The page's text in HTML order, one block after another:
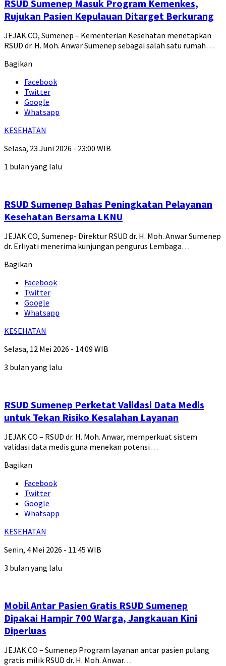
RSUD Sumenep Masuk Program Kemenkes,
Rujukan Pasien Kepulauan Ditarget Berkurang
JEJAK.CO, Sumenep – Kementerian Kesehatan menetapkan
RSUD dr. H. Moh. Anwar Sumenep sebagai salah satu rumah…
Bagikan
Facebook
Twitter
Google
Whatsapp
KESEHATAN
Selasa, 23 Juni 2026 - 23:00 WIB
1 bulan yang lalu
RSUD Sumenep Bahas Peningkatan Pelayanan
Kesehatan Bersama LKNU
JEJAK.CO, Sumenep- Direktur RSUD dr. H. Moh. Anwar Sumenep
dr. Erliyati menerima kunjungan pengurus Lembaga…
Bagikan
Facebook
Twitter
Google
Whatsapp
KESEHATAN
Selasa, 12 Mei 2026 - 14:09 WIB
3 bulan yang lalu
RSUD Sumenep Perketat Validasi Data Medis
untuk Tekan Risiko Kesalahan Layanan
JEJAK.CO – RSUD dr. H. Moh. Anwar, memperkuat sistem
validasi data medis guna menekan potensi…
Bagikan
Facebook
Twitter
Google
Whatsapp
KESEHATAN
Senin, 4 Mei 2026 - 11:45 WIB
3 bulan yang lalu
Mobil Antar Pasien Gratis RSUD Sumenep
Dipakai Hampir 700 Warga, Jangkauan Kini
Diperluas
JEJAK.CO – Sumenep Program layanan antar pasien pulang
gratis milik RSUD dr. H. Moh. Anwar…